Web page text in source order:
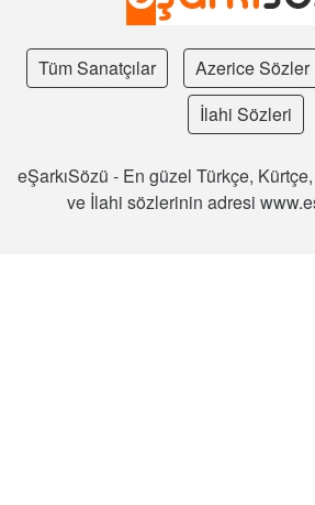
Tüm Sanatçılar Azerice Sözler
İlahi Sözleri
eŞarkıSözü - En güzel Türkçe,
ve İlahi sözlerinin adresi